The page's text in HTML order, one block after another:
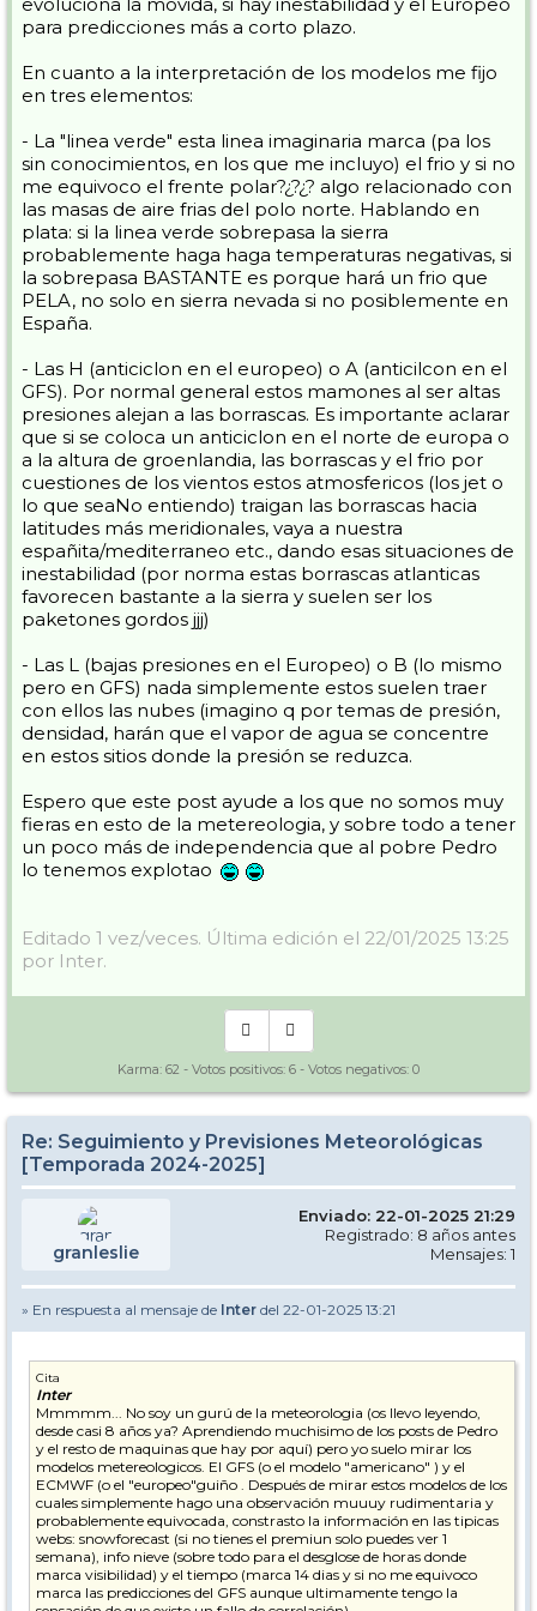
evoluciona la movida, si hay inestabilidad y el Europeo
para predicciones más a corto plazo.
En cuanto a la interpretación de los modelos me fijo
en tres elementos:
- La "linea verde" esta linea imaginaria marca (pa los
sin conocimientos, en los que me incluyo) el frio y si no
me equivoco el frente polar?¿?¿? algo relacionado con
las masas de aire frias del polo norte. Hablando en
plata: si la linea verde sobrepasa la sierra
probablemente haga haga temperaturas negativas, si
la sobrepasa BASTANTE es porque hará un frio que
PELA, no solo en sierra nevada si no posiblemente en
España.
- Las H (anticiclon en el europeo) o A (anticilcon en el
GFS). Por normal general estos mamones al ser altas
presiones alejan a las borrascas. Es importante aclarar
que si se coloca un anticiclon en el norte de europa o
a la altura de groenlandia, las borrascas y el frio por
cuestiones de los vientos estos atmosfericos (los jet o
lo que seaNo entiendo) traigan las borrascas hacia
latitudes más meridionales, vaya a nuestra
españita/mediterraneo etc., dando esas situaciones de
inestabilidad (por norma estas borrascas atlanticas
favorecen bastante a la sierra y suelen ser los
paketones gordos jjj)
- Las L (bajas presiones en el Europeo) o B (lo mismo
pero en GFS) nada simplemente estos suelen traer
con ellos las nubes (imagino q por temas de presión,
densidad, harán que el vapor de agua se concentre
en estos sitios donde la presión se reduzca.
Espero que este post ayude a los que no somos muy
fieras en esto de la metereologia, y sobre todo a tener
un poco más de independencia que al pobre Pedro
lo tenemos explotao
Editado 1 vez/veces. Última edición el 22/01/2025 13:25
por Inter.
Karma: 62 - Votos positivos: 6 - Votos negativos: 0
Re: Seguimiento y Previsiones Meteorológicas
[Temporada 2024-2025]
granleslie
Enviado: 22-01-2025 21:29
Registrado: 8 años antes
Mensajes: 1
» En respuesta al mensaje de Inter del 22-01-2025 13:21
Cita
Inter
Mmmmm... No soy un gurú de la meteorologia (os llevo leyendo,
desde casi 8 años ya? Aprendiendo muchisimo de los posts de Pedro
y el resto de maquinas que hay por aquí) pero yo suelo mirar los
modelos metereologicos. El GFS (o el modelo "americano" ) y el
ECMWF (o el "europeo"guiño . Después de mirar estos modelos de los
cuales simplemente hago una observación muuuy rudimentaria y
probablemente equivocada, constrasto la información en las tipicas
webs: snowforecast (si no tienes el premiun solo puedes ver 1
semana), info nieve (sobre todo para el desglose de horas donde
marca visibilidad) y el tiempo (marca 14 dias y si no me equivoco
marca las predicciones del GFS aunque ultimamente tengo la